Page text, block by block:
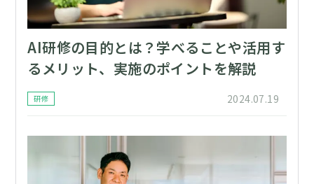
AI研修の目的とは？学べることや活用す
るメリット、実施のポイントを解説
2024.07.19
研修